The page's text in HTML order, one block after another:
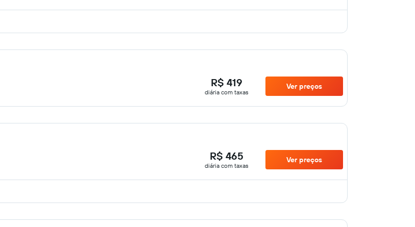
R$ 419
diária com taxas
Ver preços
R$ 465
diária com taxas
Ver preços